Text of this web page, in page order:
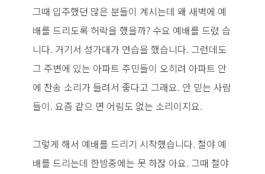
그때 입주했던 많은 분들이 계시는데 왜 새벽에 예
배를 드리도록 허락을 했을까? 수요 예배를 드렸 습
니다. 거기서 성가대가 연습을 했습니다. 그런데도
그 주변에 있는 아파트 주민들이 오히려 아파트 안
에 찬송 소리가 들려서 좋다고 그래요. 안 믿는 사람
들이. 요즘 같으 면 어림도 없는 소리이지요.
그렇게 해서 예배를 드리기 시작했습니다. 철야 예
배를 드리는데 한밤중에는 못 하잖 아요. 그때 철야